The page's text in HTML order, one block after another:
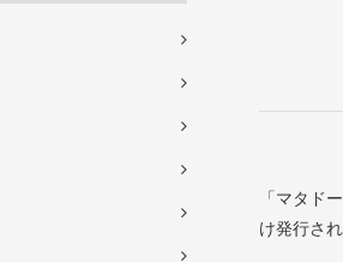
「マタド
け発行さ